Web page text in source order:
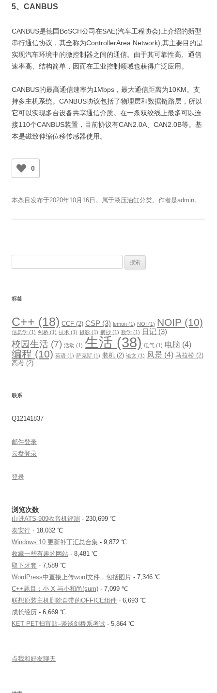
5、CANBUS
CANBUS是德国BoSCH公司在SAE(汽车工程协会)上介绍的新型
串行通信协议，其全称为ControllerArea Network),其主要目的是
实现汽车环境中的微控制器之间的通信。由于其可靠性高、通信
速率高、结构简单，因而在工业控制领域也获得广泛应用。
CANBUS的最高通信速率为1Mbps，最大通信距离为10KM。支
持多主机系统。CANBUS协议包括了物理层和数据链路层，所以
它可以实现多台设备共享通信介质。在一条双绞线上最多可以连
接110个CANBUS装置，目前协议有CAN2.0A、CAN2.0B等。基
本是磁致伸缩位移传感器使用。
0
本条目发布于2020年10月16日 。属于液压油缸分类。 作者是admin。
标签
C++ (18) CCF (2) CSP (3) lemon (1) NOI (1) NOIP (10)
信息学 (1) 剑桥 (1) 技术 (1) 摄影 (1) 摘抄 (1) 数学 (1) 日记 (3)
校园生活 (7) 活动 (1) 生活 (38) 电气 (1) 电脑 (4)
编程 (10) 英语 (1) 萨克斯 (1) 装机 (2) 论文 (1) 风景 (4) 马拉松 (2)
高考 (2)
联系
Q12141837
邮件登录
云盘登录
登录
浏览次数
山进ATS-909收音机评测 - 230,699 ℃
泰安行 - 18,032 ℃
Windows 10 更新补丁汇总合集 - 9,872 ℃
收藏一些有趣的网站 - 8,481 ℃
取下牙套 - 7,589 ℃
WordPress中直接上传word文件，包括图片 - 7,346 ℃
C++题目：小 X 与小和尚(sum) - 7,099 ℃
联想原装主机删除自带的OFFICE组件 - 6,693 ℃
成长经历 - 6,669 ℃
KET PET扫盲贴–谈谈剑桥系考试 - 5,864 ℃
点我和好友聊天